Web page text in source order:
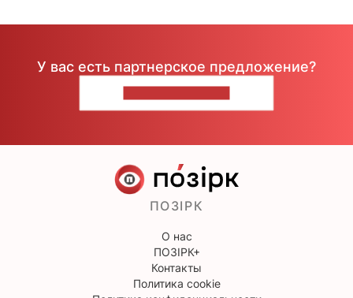
У вас есть партнерское предложение?
ПОЗІРК
О нас
ПОЗІРК+
Контакты
Политика cookie